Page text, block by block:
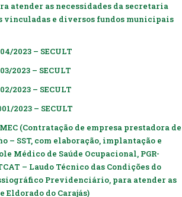
atender as necessidades da secretaria
e diversos fundos municipais
2023 – SECULT
2023 – SECULT
2023 – SECULT
2023 – SECULT
(Contratação de empresa prestadora de
– SST, com elaboração, implantação e
Médico de Saúde Ocupacional, PGR-
– Laudo Técnico das Condições do
Previdenciário, para atender as
do Carajás)